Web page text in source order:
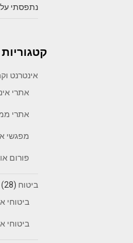
נתפסתי על
קטגוריות
אינטרנט
אתרי
אתרי
מפגשי
פורום
ביטוח (28)
ביטוחי
ביטוחי